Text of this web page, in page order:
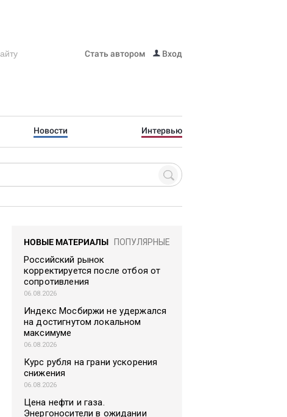
Стать автором Вход
Новости Интервью
НОВЫЕ МАТЕРИАЛЫ ПОПУЛЯРНЫЕ
Российский рынок
корректируется после отбоя от
сопротивления
06.08.2026
Индекс Мосбиржи не удержался
на достигнутом локальном
максимуме
06.08.2026
Курс рубля на грани ускорения
снижения
06.08.2026
Цена нефти и газа.
Энергоносители в ожидании